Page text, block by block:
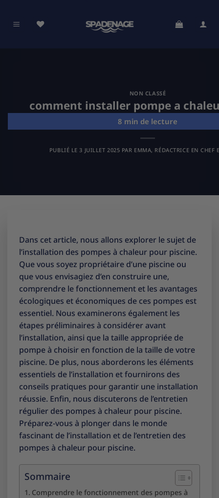
contenu
NON CLASSÉ
comment installer pompe a
PUBLIÉ LE3 JUILLET 2025 PAR EMMA, RÉDACTRICE EN CHEF
Dans cet article, nous allons explorer le sujet de
l’installation des pompes à chaleur pour piscine.
Que vous soyez propriétaire d’une piscine ou
que vous envisagiez d’en construire une,
comprendre le fonctionnement et les avantages
écologiques et économiques de ces pompes est
essentiel. Nous examinerons également les
étapes préliminaires à considérer avant
l’installation, ainsi que la taille appropriée de
pompe à choisir en fonction de la taille de votre
piscine. De plus, nous aborderons les éléments
essentiels de l’installation et fournirons des
conseils pratiques pour garantir une installation
réussie. Enfin, nous discuterons de l’entretien
régulier des pompes à chaleur pour piscine.
Préparez-vous à plonger dans le monde
fascinant de l’installation et de l’entretien des
pompes à chaleur pour piscine.
Sommaire
Comprendre le fonctionnement des pompes à